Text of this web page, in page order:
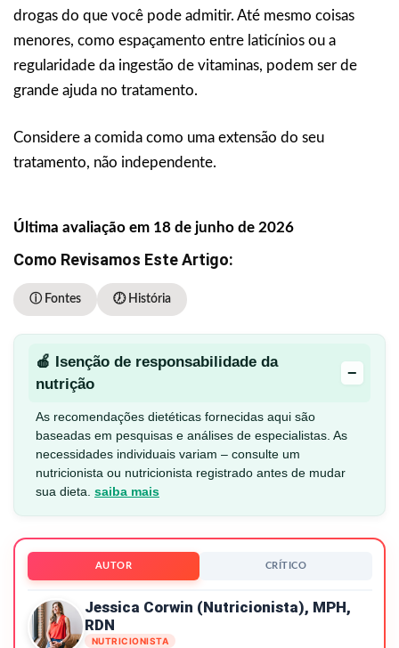
drogas do que você pode admitir. Até mesmo coisas
menores, como espaçamento entre laticínios ou a
regularidade da ingestão de vitaminas, podem ser de
grande ajuda no tratamento.
Considere a comida como uma extensão do seu
tratamento, não independente.
Última avaliação em 18 de junho de 2026
Como Revisamos Este Artigo:
ⓘ Fontes 🕖 História
🍎 Isenção de responsabilidade da
nutrição
−
As recomendações dietéticas fornecidas aqui são
baseadas em pesquisas e análises de especialistas. As
necessidades individuais variam – consulte um
nutricionista ou nutricionista registrado antes de mudar
sua dieta. saiba mais
AUTOR CRÍTICO
Jessica Corwin (nutricionista), MPH,
RDN
NUTRICIONISTA